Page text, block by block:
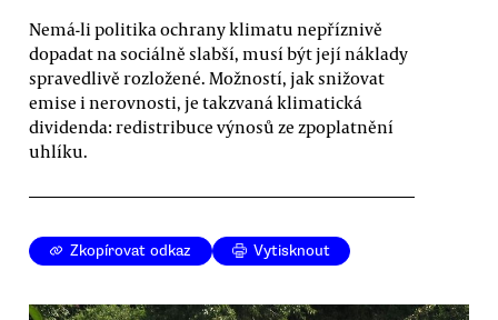
Nemá-li politika ochrany klimatu nepříznivě
dopadat na sociálně slabší, musí být její náklady
spravedlivě rozložené. Možností, jak snižovat
emise i nerovnosti, je takzvaná klimatická
dividenda: redistribuce výnosů ze zpoplatnění
uhlíku.
Zkopírovat odkaz Vytisknout